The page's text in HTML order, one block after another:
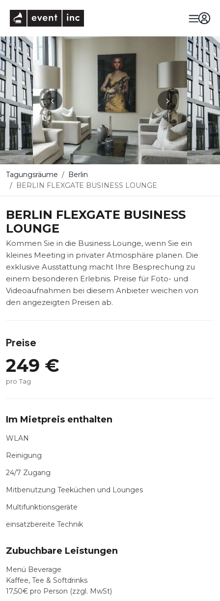
‹ ›
Tagungsräume
Berlin
BERLIN FLEXGATE BUSINESS LOUNGE
BERLIN FLEXGATE BUSINESS
LOUNGE
Kommen Sie in die Business Lounge, wenn Sie ein
kleines Meeting in privater Atmosphäre planen. Die
exklusive Ausstattung macht Ihre Besprechung zu
einem besonderen Erlebnis. Preise für Foto- und
Videoaufnahmen bei diesem Anbieter weichen von
den angezeigten Preisen ab.
Preise
249 €
pro Tag
Im Mietpreis enthalten
WLAN
Reinigung
24/7 Zugang
Mitbenutzung Teeküchen und Lounges
Multifunktionsgeräte
einsatzbereite Technik
Zubuchbare Leistungen
Menü Beverage
Kaffee, Tee & Softdrinks
17,50€ pro Person (zzgl. MwSt)